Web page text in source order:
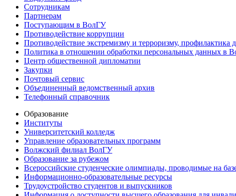
Сотрудникам
Партнерам
Поступающим в ВолГУ
Противодействие коррупции
Противодействие экстремизму и терроризму, профилактика
Политика в отношении обработки персональных данных в
Центр общественной дипломатии
Закупки
Почтовый сервис
Объединенный ведомственный архив
Телефонный справочник
Образование
Институты
Университетский колледж
Управление образовательных программ
Волжский филиал ВолГУ
Образование за рубежом
Всероссийские студенческие олимпиады, проводимые на
Информационно-образовательные ресурсы
Трудоустройство студентов и выпускников